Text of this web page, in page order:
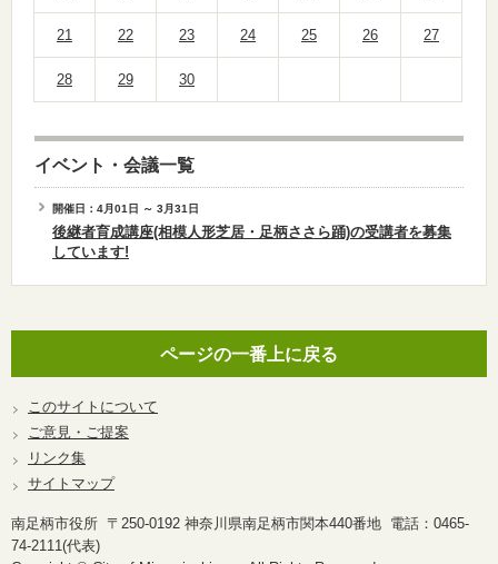
21 22 23 24 25 26 27
28 29 30
イベント・会議一覧
開催日：4月01日 ～ 3月31日
後継者育成講座(相模人形芝居・足柄ささら踊)の受講者を募集
しています!
ページの一番上に戻る
このサイトについて
ご意見・ご提案
リンク集
サイトマップ
南足柄市役所 〒250-0192 神奈川県南足柄市関本440番地 電話：0465-
74-2111(代表)